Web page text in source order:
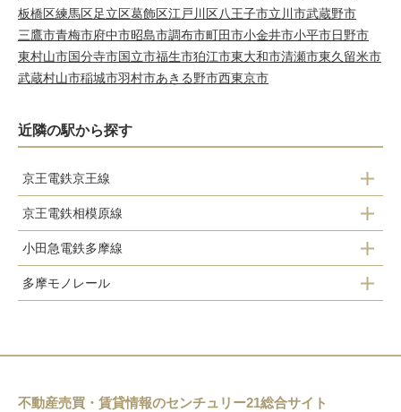
板橋区練馬区足立区葛飾区江戸川区八王子市立川市武蔵野市
三鷹市青梅市府中市昭島市調布市町田市小金井市小平市日野市
東村山市国分寺市国立市福生市狛江市東大和市清瀬市東久留米市
武蔵村山市稲城市羽村市あきる野市西東京市
近隣の駅から探す
京王電鉄京王線
聖蹟桜ヶ丘駅
京王電鉄相模原線
京王永山駅
京王多摩センター駅
小田急電鉄多摩線
小田急永山駅
多摩モノレール
不動産売買・賃貸情報のセンチュリー21総合サイト